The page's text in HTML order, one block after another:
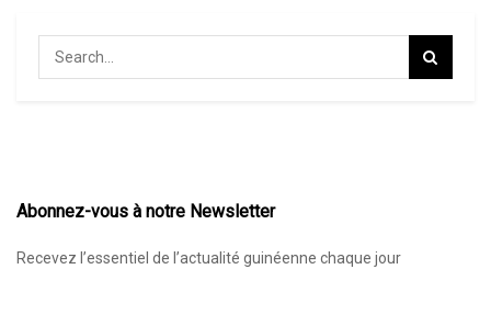
Abonnez-vous à notre Newsletter
Recevez l’essentiel de l’actualité guinéenne chaque jour